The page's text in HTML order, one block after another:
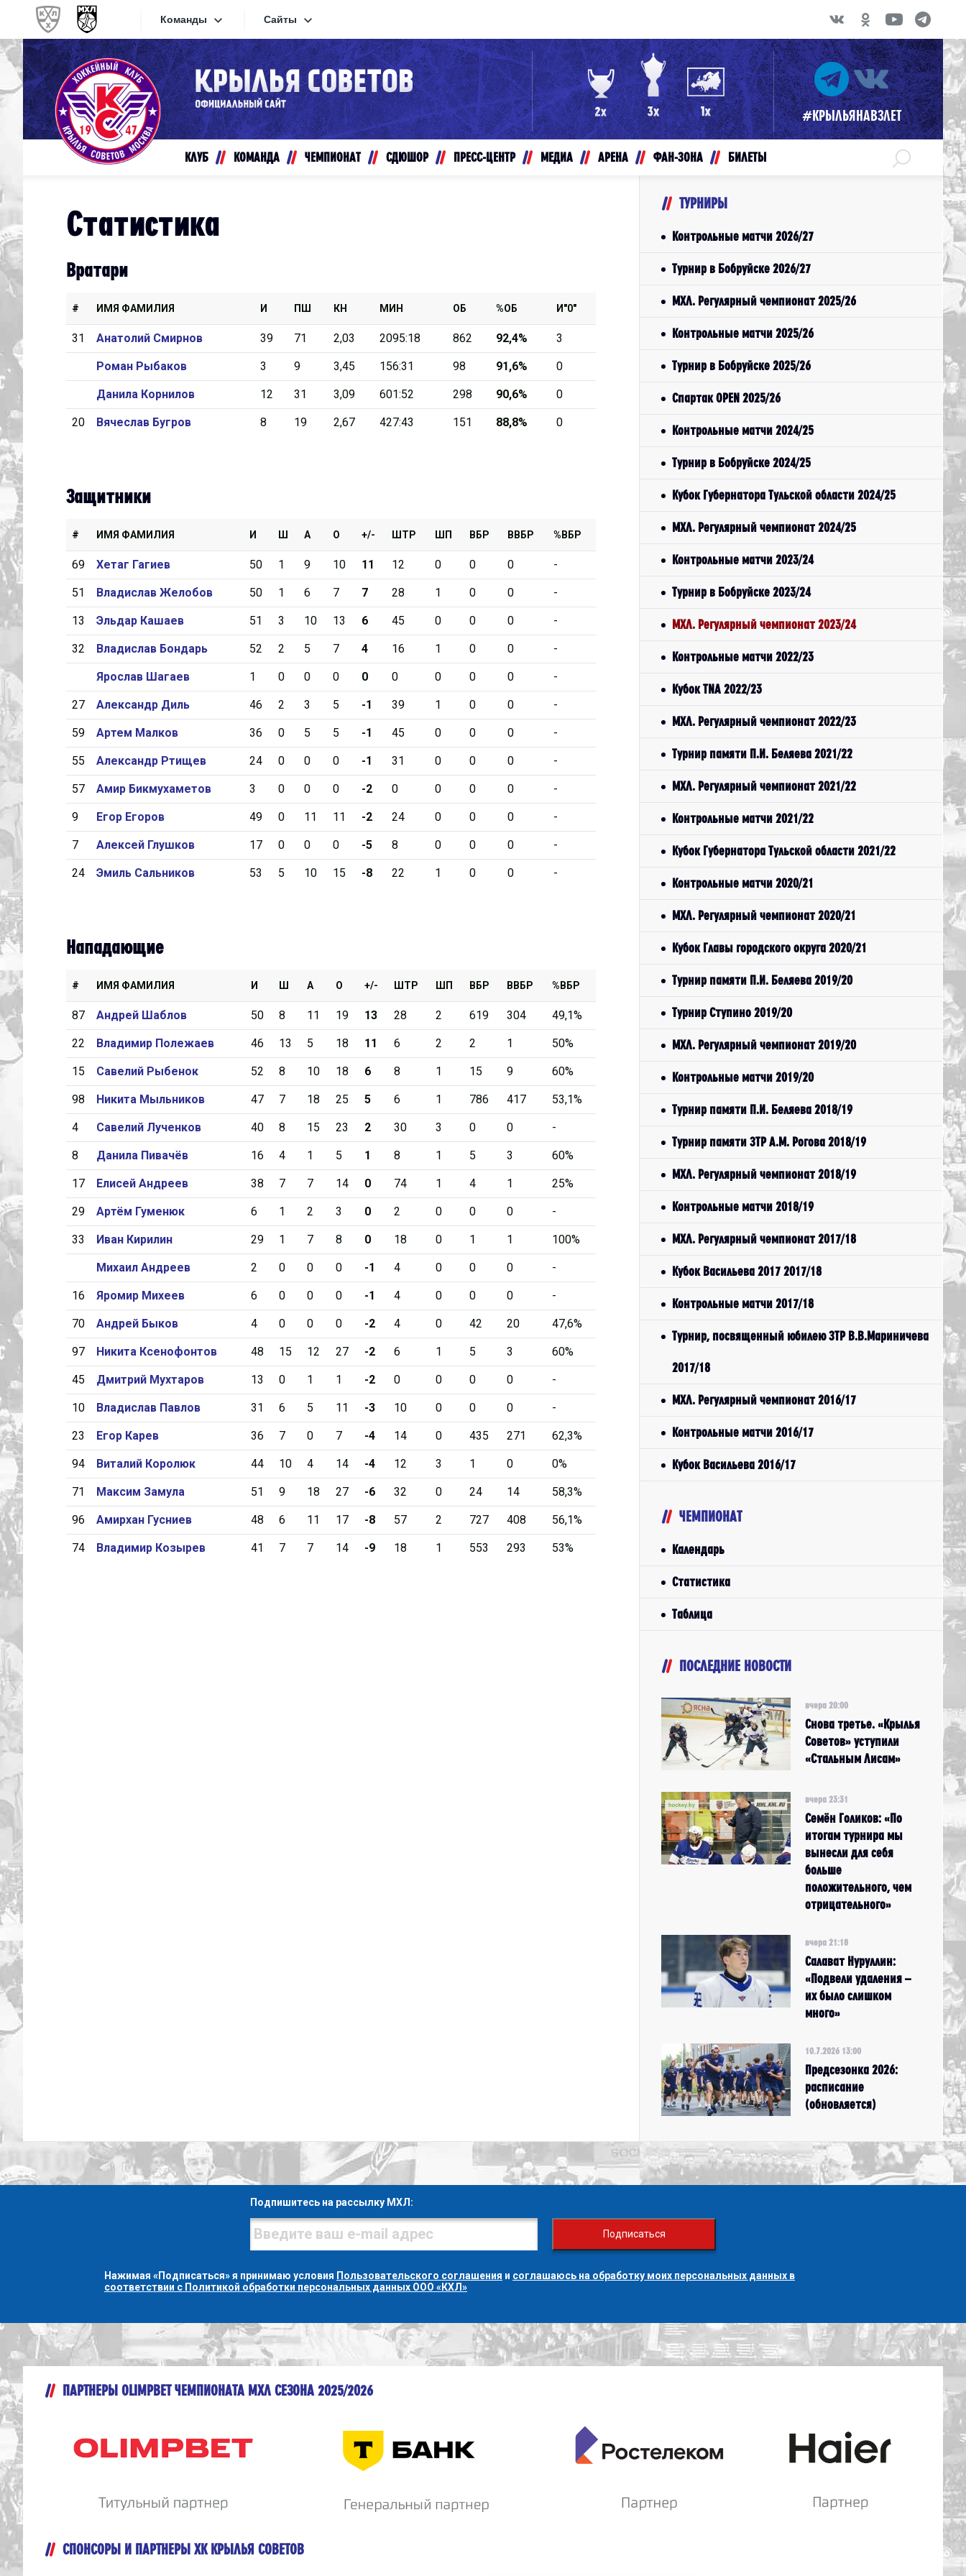
Команды
Конференция «Запад»
Дивизион Золотой
Академия Михайлова
Локо
Дивизион Серебряный
АКМ-Юниор
Амурские Тигры
СМО МХК Атлант
Тайфун
Конференция «Восток»
Дивизион Золотой
Авто
Чайка
Дивизион Серебряный
Красноярские Рыси
Ладья
Спутник Ал
Тюменский Легион
Сайты
Сайты
Видеотрансляции
Хайлайты
#КРЫЛЬЯНАВЗЛЕТ
КЛУБ КОМАНДА ЧЕМПИОНАТ СДЮШОР ПРЕСС-ЦЕНТР МЕДИА АРЕНА ФАН-ЗОНА БИЛЕТЫ
Статистика
Вратари
# ИМЯ ФАМИЛИЯ И ПШ КН МИН ОБ %ОБ И"0"
31 Анатолий Смирнов 39 71 2,03 2095:18 862 92,4% 3
Роман Рыбаков 3 9 3,45 156:31 98 91,6% 0
Данила Корнилов 12 31 3,09 601:52 298 90,6% 0
20 Вячеслав Бугров 8 19 2,67 427:43 151 88,8% 0
Защитники
# ИМЯ ФАМИЛИЯ И Ш А О +/- ШТР ШП ВБР ВВБР %ВБР
69 Хетаг Гагиев 50 1 9 10 11 12 0 0 0 -
51 Владислав Желобов 50 1 6 7 7 28 1 0 0 -
13 Эльдар Кашаев 51 3 10 13 6 45 0 0 0 -
32 Владислав Бондарь 52 2 5 7 4 16 1 0 0 -
Ярослав Шагаев 1 0 0 0 0 0 0 0 0 -
27 Александр Диль 46 2 3 5 -1 39 1 0 0 -
59 Артем Малков 36 0 5 5 -1 45 0 0 0 -
55 Александр Ртищев 24 0 0 0 -1 31 0 0 0 -
57 Амир Бикмухаметов 3 0 0 0 -2 0 0 0 0 -
9 Егор Егоров 49 0 11 11 -2 24 0 0 0 -
7 Алексей Глушков 17 0 0 0 -5 8 0 0 0 -
24 Эмиль Сальников 53 5 10 15 -8 22 1 0 0 -
Нападающие
# ИМЯ ФАМИЛИЯ И Ш А О +/- ШТР ШП ВБР ВВБР %ВБР
87 Андрей Шаблов 50 8 11 19 13 28 2 619 304 49,1%
22 Владимир Полежаев 46 13 5 18 11 6 2 2 1 50%
15 Савелий Рыбенок 52 8 10 18 6 8 1 15 9 60%
98 Никита Мыльников 47 7 18 25 5 6 1 786 417 53,1%
4 Савелий Лученков 40 8 15 23 2 30 3 0 0 -
8 Данила Пивачёв 16 4 1 5 1 8 1 5 3 60%
17 Елисей Андреев 38 7 7 14 0 74 1 4 1 25%
29 Артём Гуменюк 6 1 2 3 0 2 0 0 0 -
33 Иван Кирилин 29 1 7 8 0 18 0 1 1 100%
Михаил Андреев 2 0 0 0 -1 4 0 0 0 -
16 Яромир Михеев 6 0 0 0 -1 4 0 0 0 -
70 Андрей Быков 4 0 0 0 -2 4 0 42 20 47,6%
97 Никита Ксенофонтов 48 15 12 27 -2 6 1 5 3 60%
45 Дмитрий Мухтаров 13 0 1 1 -2 0 0 0 0 -
10 Владислав Павлов 31 6 5 11 -3 10 0 0 0 -
23 Егор Карев 36 7 0 7 -4 14 0 435 271 62,3%
94 Виталий Королюк 44 10 4 14 -4 12 3 1 0 0%
71 Максим Замула 51 9 18 27 -6 32 0 24 14 58,3%
96 Амирхан Гусниев 48 6 11 17 -8 57 2 727 408 56,1%
74 Владимир Козырев 41 7 7 14 -9 18 1 553 293 53%
ТУРНИРЫ
Контрольные матчи 2026/27
Турнир в Бобруйске 2026/27
МХЛ. Регулярный чемпионат 2025/26
Контрольные матчи 2025/26
Турнир в Бобруйске 2025/26
Спартак OPEN 2025/26
Контрольные матчи 2024/25
Турнир в Бобруйске 2024/25
Кубок Губернатора Тульской области 2024/25
МХЛ. Регулярный чемпионат 2024/25
Контрольные матчи 2023/24
Турнир в Бобруйске 2023/24
МХЛ. Регулярный чемпионат 2023/24
Контрольные матчи 2022/23
Кубок TNA 2022/23
МХЛ. Регулярный чемпионат 2022/23
Турнир памяти П.И. Беляева 2021/22
МХЛ. Регулярный чемпионат 2021/22
Контрольные матчи 2021/22
Кубок Губернатора Тульской области 2021/22
Контрольные матчи 2020/21
МХЛ. Регулярный чемпионат 2020/21
Кубок Главы городского округа 2020/21
Турнир памяти П.И. Беляева 2019/20
Турнир Ступино 2019/20
МХЛ. Регулярный чемпионат 2019/20
Контрольные матчи 2019/20
Турнир памяти П.И. Беляева 2018/19
Турнир памяти ЗТР А.М. Рогова 2018/19
МХЛ. Регулярный чемпионат 2018/19
Контрольные матчи 2018/19
МХЛ. Регулярный чемпионат 2017/18
Кубок Васильева 2017 2017/18
Контрольные матчи 2017/18
Турнир, посвященный юбилею ЗТР В.В.Мариничева
2017/18
МХЛ. Регулярный чемпионат 2016/17
Контрольные матчи 2016/17
Кубок Васильева 2016/17
ЧЕМПИОНАТ
Календарь
Статистика
Таблица
ПОСЛЕДНИЕ НОВОСТИ
вчера 20:00
Снова третье. «Крылья
Советов» уступили
«Стальным Лисам»
вчера 23:31
Семён Голиков: «По
итогам турнира мы
вынесли для себя
больше
положительного, чем
отрицательного»
вчера 21:18
Салават Нуруллин:
«Подвели удаления –
их было слишком
много»
10.7.2026 13:00
Предсезонка 2026:
расписание
(обновляется)
Подпишитесь на рассылку МХЛ:
Подписаться
Нажимая «Подписаться» я принимаю условия Пользовательского соглашения и соглашаюсь на обработку моих персональных данных в
соответствии с Политикой обработки персональных данных ООО «КХЛ»
ПАРТНЕРЫ OLIMPBET ЧЕМПИОНАТА МХЛ СЕЗОНА 2025/2026
СПОНСОРЫ И ПАРТНЕРЫ ХК КРЫЛЬЯ СОВЕТОВ